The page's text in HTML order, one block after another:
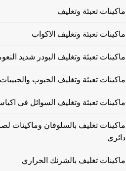
ماكينات تعبئة وتغليف
ماكينات تعبئة وتغليف الاكواب
ماكينات تعبئة وتغليف البودر شديد
ماكينات تعبئة وتغليف الحبوب والحبيبات
ماكينات تعبئة وتغليف السوائل فى
ماكينات تغليف بالسلوفان وماكينات
دائري
ماكينات تغليف بالشرنك الحراري